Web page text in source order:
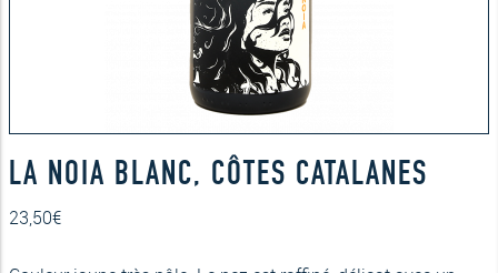
LA NOIA BLANC, CÔTES CATALANES
23,50€